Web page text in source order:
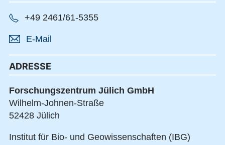
+49 2461/61-5355
E-Mail
ADRESSE
Forschungszentrum Jülich GmbH
Wilhelm-Johnen-Straße
52428 Jülich
Institut für Bio- und Geowissenschaften (IBG)